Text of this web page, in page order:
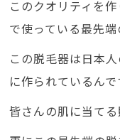
このクオリティを
で使っている最先
この脱毛器は日本
に作られているん
皆さんの肌に当て